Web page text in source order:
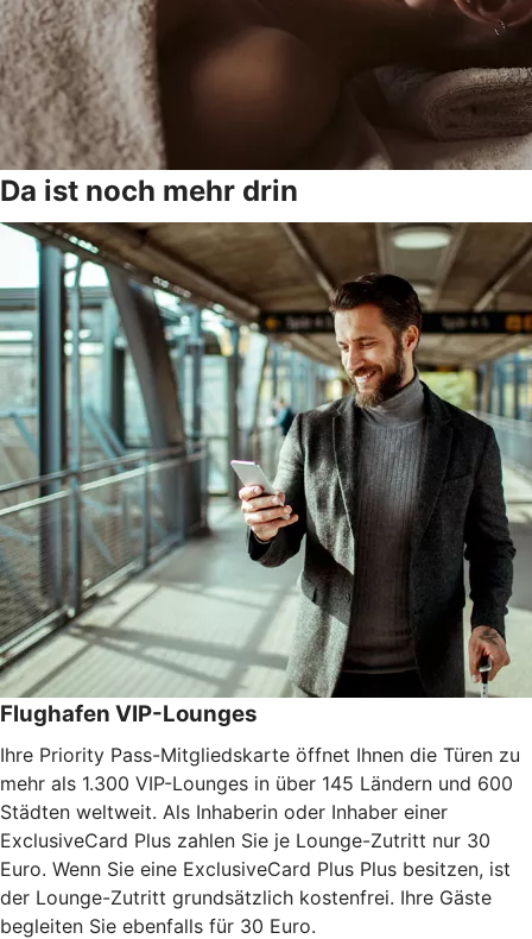
Da ist noch mehr drin
Flughafen VIP-Lounges
Ihre Priority Pass-Mitgliedskarte öffnet Ihnen die Türen zu
mehr als 1.300 VIP-Lounges in über 145 Ländern und 600
Städten weltweit. Als Inhaberin oder Inhaber einer
ExclusiveCard Plus zahlen Sie je Lounge-Zutritt nur 30
Euro. Wenn Sie eine ExclusiveCard Plus Plus besitzen, ist
der Lounge-Zutritt grundsätzlich kostenfrei. Ihre Gäste
begleiten Sie ebenfalls für 30 Euro.